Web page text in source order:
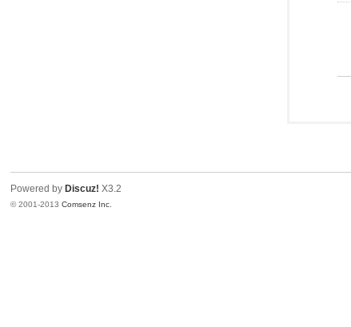
Powered by Discuz! X3.2
© 2001-2013Comsenz Inc.